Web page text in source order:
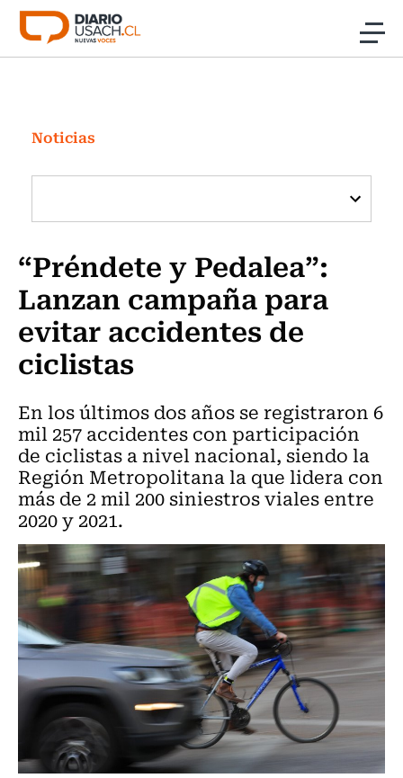
Click acá para ir directamente al contenido
Investigación
Cultura
Programas Radio y TV Usach
Noticias
“Préndete y Pedalea”:
Lanzan campaña para
evitar accidentes de
ciclistas
En los últimos dos años se registraron 6
mil 257 accidentes con participación
de ciclistas a nivel nacional, siendo la
Región Metropolitana la que lidera con
más de 2 mil 200 siniestros viales entre
2020 y 2021.